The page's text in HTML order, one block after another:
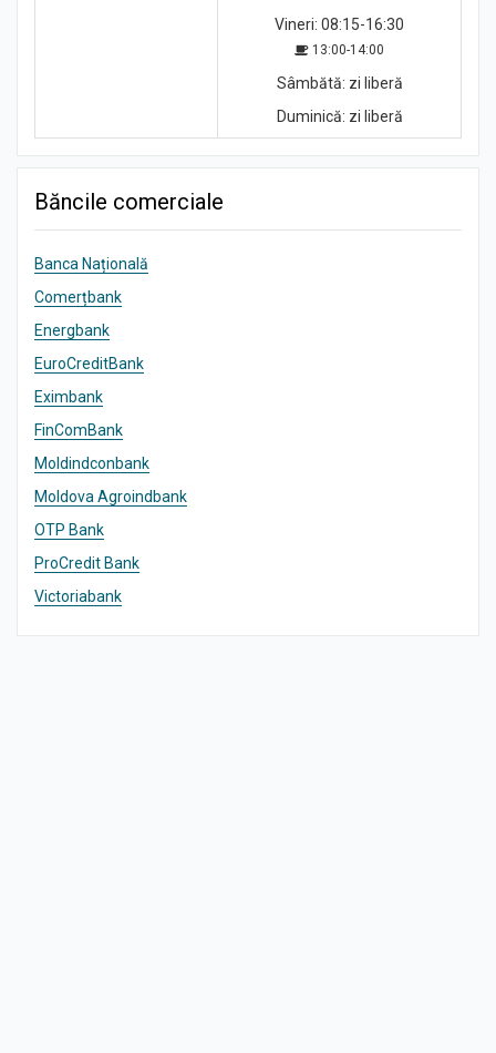
Vineri: 08:15-16:30
13:00-14:00
Sâmbătă: zi liberă
Duminică: zi liberă
Băncile comerciale
Banca Națională
Comerțbank
Energbank
EuroCreditBank
Eximbank
FinComBank
Moldindconbank
Moldova Agroindbank
OTP Bank
ProCredit Bank
Victoriabank